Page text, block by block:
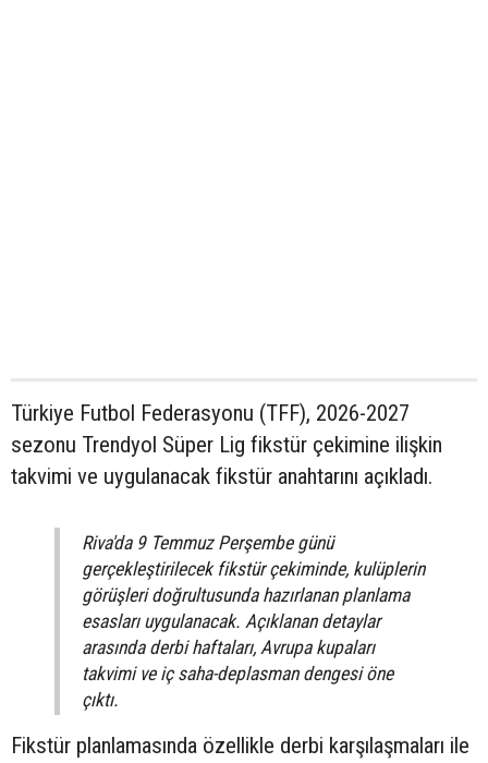
Türkiye Futbol Federasyonu (TFF), 2026-2027
sezonu Trendyol Süper Lig fikstür çekimine ilişkin
takvimi ve uygulanacak fikstür anahtarını açıkladı.
Riva'da 9 Temmuz Perşembe günü
gerçekleştirilecek fikstür çekiminde, kulüplerin
görüşleri doğrultusunda hazırlanan planlama
esasları uygulanacak. Açıklanan detaylar
arasında derbi haftaları, Avrupa kupaları
takvimi ve iç saha-deplasman dengesi öne
çıktı.
Fikstür planlamasında özellikle derbi karşılaşmaları ile